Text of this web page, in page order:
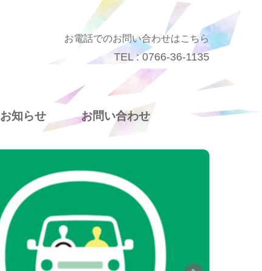
お電話でのお問い合わせはこちら
TEL : 0766-36-1135
お知らせ お問い合わせ